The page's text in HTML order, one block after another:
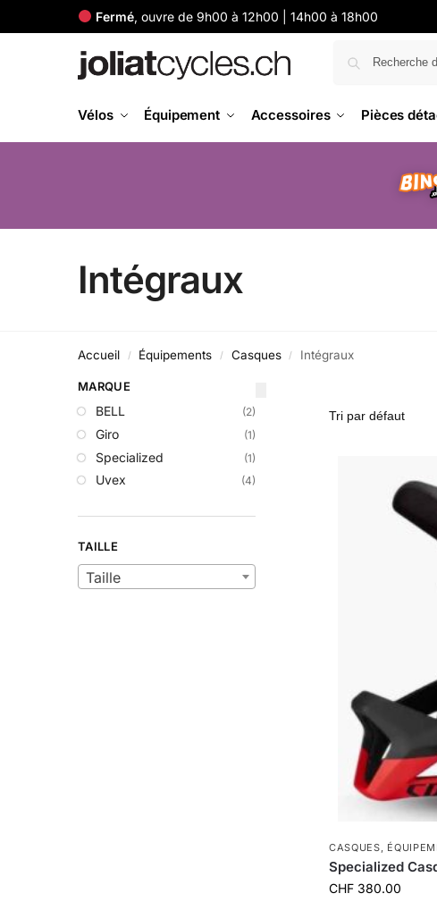
Fermé, ouvre de 9h00 à 12h00 | 14h00 à 18h00
Vélos Équipement Accessoires Pièces
Intégraux
Accueil / Équipements / Casques / Intégraux
CASQUES
Specialized
CHF380.00
MARQUE
BELL (2)
Giro (1)
Specialized (1)
Uvex (4)
TAILLE
Taille